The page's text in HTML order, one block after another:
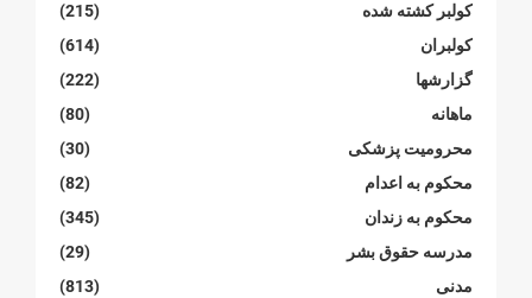
کولبر کشتە شدە
(215)
کولبران
(614)
گزارشها
(222)
ماهانە
(80)
محرومیت پزشکی
(30)
محکوم بە اعدام
(82)
محکوم بە زندان
(345)
مدرسە حقوق بشر
(29)
مدنی
(813)